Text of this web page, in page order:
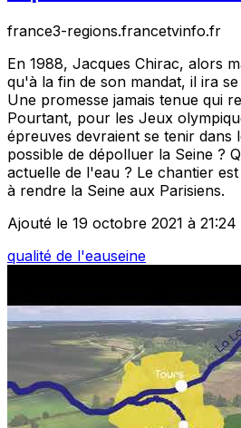
france3-regions.francetvinfo.fr
En 1988, Jacques Chirac, alors
qu'à la fin de son mandat, il ira
Une promesse jamais tenue qui
Pourtant, pour les Jeux
épreuves devraient se tenir dans
possible de dépolluer la Seine ?
actuelle de l'eau ? Le chantier
à rendre la Seine aux Parisiens.
Ajouté le 19 octobre 2021 à 21:24
qualité de l'eauseine